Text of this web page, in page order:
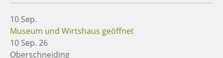
10 Sep.
Museum und Wirtshaus geöffnet
10 Sep. 26
Oberschneiding